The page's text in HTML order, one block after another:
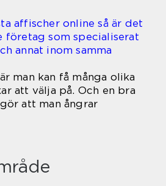
affischer online så är det
företag som specialiserat
annat inom samma
man kan få många olika
att välja på. Och en bra
att man ångrar